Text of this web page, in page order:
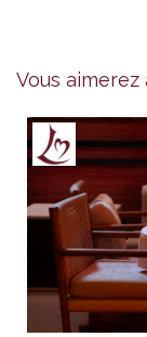
Vous aimerez